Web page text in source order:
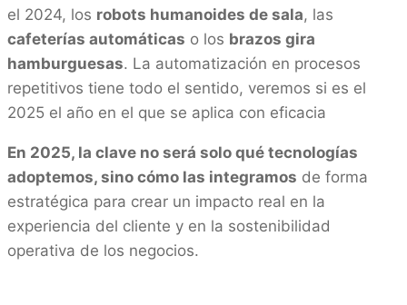
el 2024, los robots humanoides de sala, las
cafeterías automáticas o los brazos gira
hamburguesas. La automatización en procesos
repetitivos tiene todo el sentido, veremos si es el
2025 el año en el que se aplica con eficacia
En 2025, la clave no será solo qué tecnologías
adoptemos, sino cómo las integramos de forma
estratégica para crear un impacto real en la
experiencia del cliente y en la sostenibilidad
operativa de los negocios.